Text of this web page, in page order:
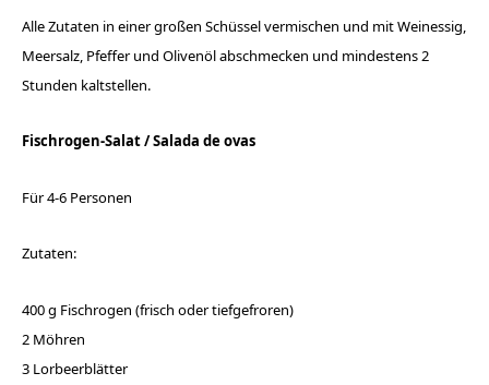
Alle Zutaten in einer großen Schüssel vermischen und mit Weinessig,
Meersalz, Pfeffer und Olivenöl abschmecken und mindestens 2
Stunden kaltstellen.
Fischrogen-Salat /Salada de ovas
Für 4-6 Personen
Zutaten:
400 g Fischrogen (frisch oder tiefgefroren)
2 Möhren
3 Lorbeerblätter